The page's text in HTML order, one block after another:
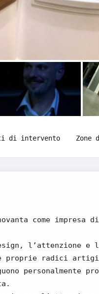
di intervento Zone
come impresa
l’attenzione e
proprie radici